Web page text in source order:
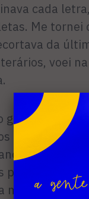
cada
Me tornei
da
voei
meus dias,
após,
preciosos
mínima